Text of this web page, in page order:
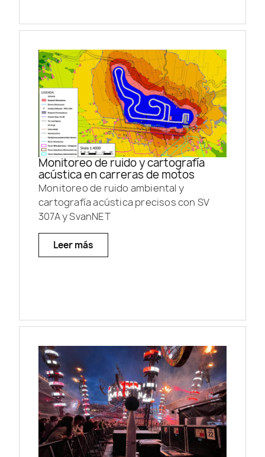
Monitoreo de ruido y cartografía
acústica en carreras de motos
Monitoreo de ruido ambiental y
cartografía acústica precisos con SV
307A y SvanNET
Leer más